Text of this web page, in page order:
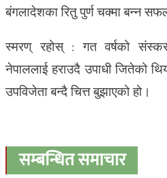
बंगलादेशका रितु पुर्ण चक्मा बन्न
स्मरण् रहोस् : गत वर्षको
नेपाललाई हराउदै उपाधी जितेको
उपविजेता बन्दै चित्त बुझाएको हो।
सम्बन्धित समाचार